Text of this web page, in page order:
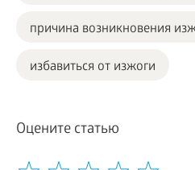
причина возникновения
избавиться от изжоги
Оцените статью